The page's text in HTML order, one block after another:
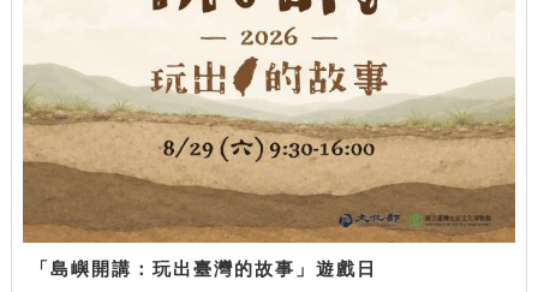
「島嶼開講：玩出臺灣的故事」遊戲日